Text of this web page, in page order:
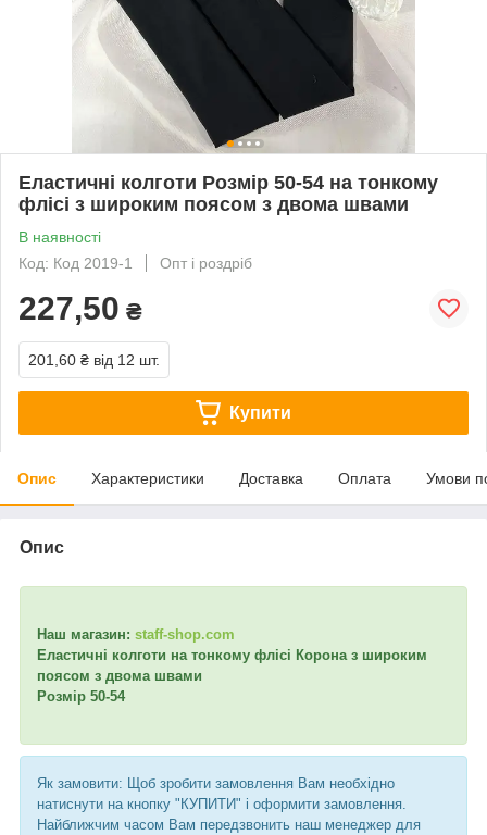
Еластичні колготи Розмір 50-54 на тонкому
флісі з широким поясом з двома швами
В наявності
Код: Код 2019-1
Опт і роздріб
227,50 ₴
201,60 ₴ від 12 шт.
Купити
Опис Характеристики Доставка Оплата Умови
Опис
Наш магазин: staff-shop.com
Еластичні колготи на тонкому флісі Корона з широким
поясом з двома швами
Розмір 50-54
Як замовити: Щоб зробити замовлення Вам необхідно
натиснути на кнопку "КУПИТИ" і оформити замовлення.
Найближчим часом Вам передзвонить наш менеджер для